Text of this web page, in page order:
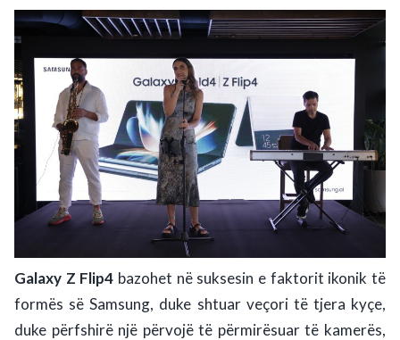
Galaxy Z Flip4 bazohet në suksesin e faktorit ikonik të
formës së Samsung, duke shtuar veçori të tjera kyçe,
duke përfshirë një përvojë të përmirësuar të kamerës,